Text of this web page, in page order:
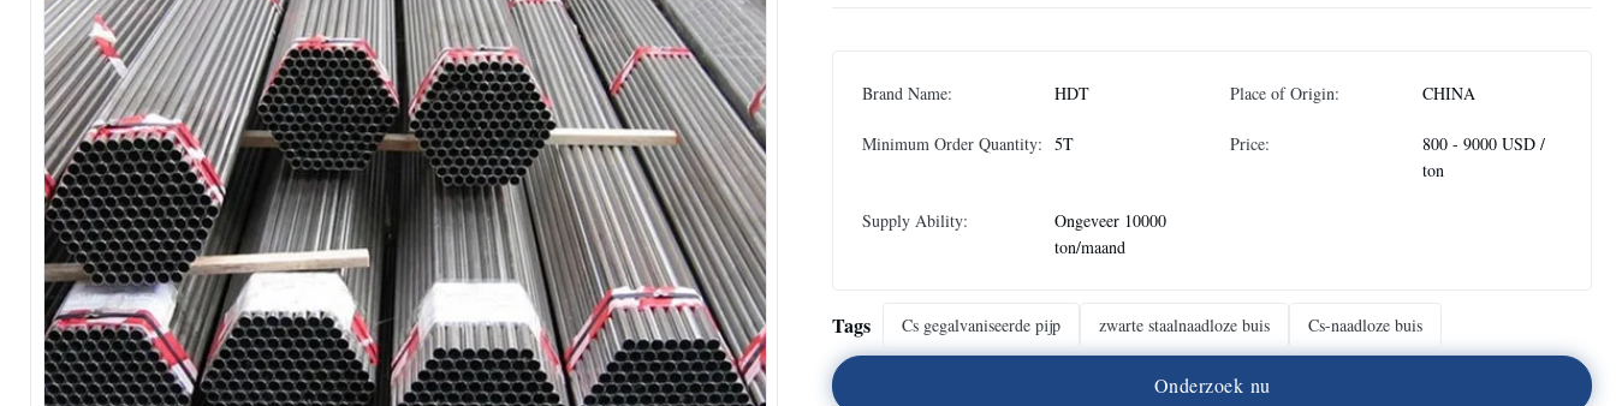
Brand Name: HDT Place of Origin: CHINA
Minimum Order Quantity: 5T Price:
800 - 9000 USD /
ton
Supply Ability:
Ongeveer 10000
ton/maand
Tags Cs gegalvaniseerde pijp zwarte staalnaadloze buis Cs-naadloze buis
Onderzoek nu